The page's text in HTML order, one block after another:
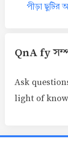
পীড়া ছুটির
QnA fy
Ask
light of